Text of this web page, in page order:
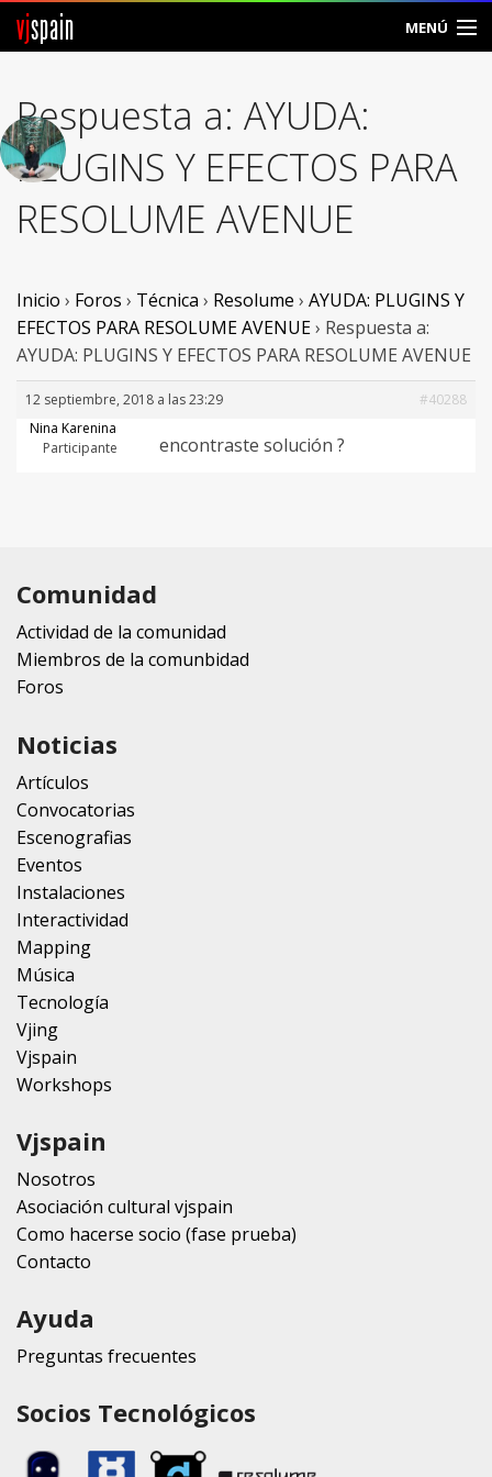
vjspain MENÚ
Foros
Noticias
Vjspain
Ayuda
Entrar
Crear Cuenta
Respuesta a: AYUDA:
PLUGINS Y EFECTOS PARA
RESOLUME AVENUE
Inicio › Foros › Técnica › Resolume › AYUDA: PLUGINS Y
EFECTOS PARA RESOLUME AVENUE› Respuesta a:
AYUDA: PLUGINS Y EFECTOS PARA RESOLUME AVENUE
12 septiembre, 2018 a las 23:29
#40288
Nina Karenina
Participante
encontraste solución ?
Comunidad
Actividad de la comunidad
Miembros de la comunbidad
Foros
Noticias
Artículos
Convocatorias
Escenografias
Eventos
Instalaciones
Interactividad
Mapping
Música
Tecnología
Vjing
Vjspain
Workshops
Vjspain
Nosotros
Asociación cultural vjspain
Como hacerse socio (fase prueba)
Contacto
Ayuda
Preguntas frecuentes
Socios Tecnológicos